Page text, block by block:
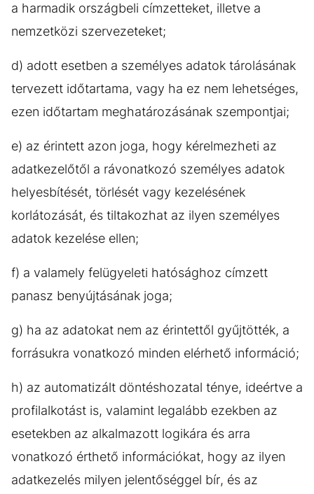
a harmadik országbeli címzetteket, illetve a
nemzetközi szervezeteket;
d) adott esetben a személyes adatok tárolásának
tervezett időtartama, vagy ha ez nem lehetséges,
ezen időtartam meghatározásának szempontjai;
e) az érintett azon joga, hogy kérelmezheti az
adatkezelőtől a rávonatkozó személyes adatok
helyesbítését, törlését vagy kezelésének
korlátozását, és tiltakozhat az ilyen személyes
adatok kezelése ellen;
f) a valamely felügyeleti hatósághoz címzett
panasz benyújtásának joga;
g) ha az adatokat nem az érintettől gyűjtötték, a
forrásukra vonatkozó minden elérhető információ;
h) az automatizált döntéshozatal ténye, ideértve a
profilalkotást is, valamint legalább ezekben az
esetekben az alkalmazott logikára és arra
vonatkozó érthető információkat, hogy az ilyen
adatkezelés milyen jelentőséggel bír, és az